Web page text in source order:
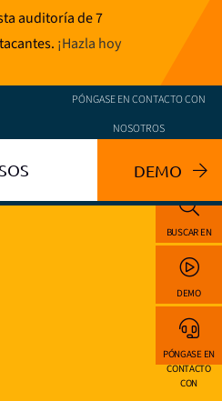
auditoría de 7
¡Hazla hoy
PÓNGASE EN CONTACTO CON
NOSOTROS
DEMO
BUSCAR EN
DEMO
PÓNGASE EN
CONTACTO
CON